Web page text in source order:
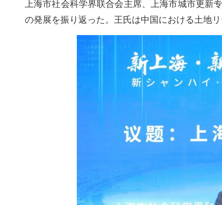
上海市社会科学界联合会主席、上海市城市更
の発展を振り返った。王氏は中国における土地